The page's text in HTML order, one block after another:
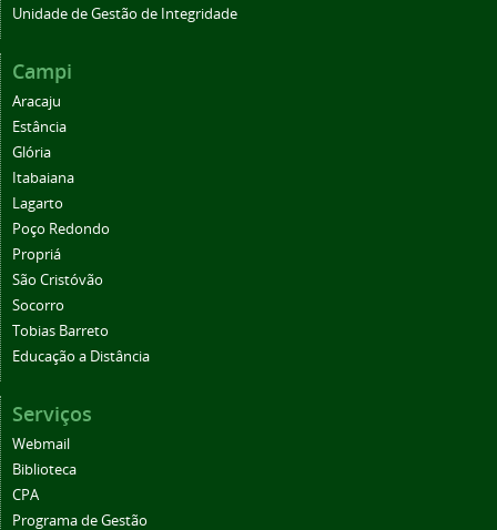
Unidade de Gestão de Integridade
Campi
Aracaju
Estância
Glória
Itabaiana
Lagarto
Poço Redondo
Propriá
São Cristóvão
Socorro
Tobias Barreto
Educação a Distância
Serviços
Webmail
Biblioteca
CPA
Programa de Gestão